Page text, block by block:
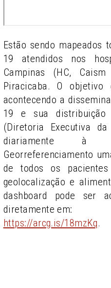
Estão sendo mapeados
19 atendidos nos
Campinas (HC,
Piracicaba. O
acontecendo a
19 e sua
(Diretoria Executiva
diariamente à
Georreferenciamento
de todos os
geolocalização e
dashboard pode ser
diretamente em:
https://arcg.is/18mzKq.